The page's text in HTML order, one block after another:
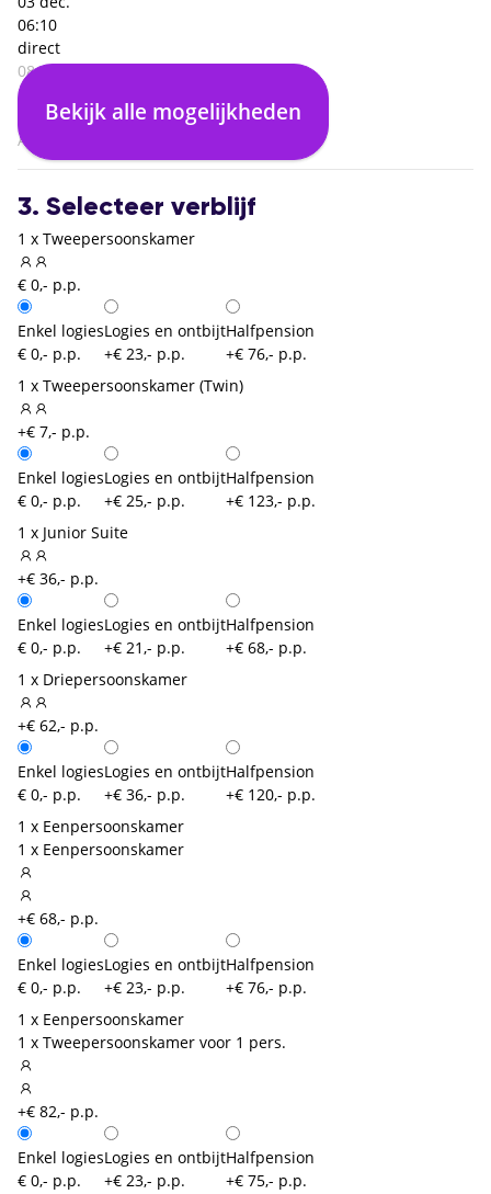
06:10
direct
08:40
Rome Fiumicino (FCO)
02:30
Amsterdam (AMS)
Bekijk alle mogelijkheden
3. Selecteer verblijf
1 x Tweepersoonskamer
€ 0,- p.p.
Enkel logies
€ 0,- p.p.
Logies en ontbijt
+€ 23,- p.p.
Halfpension
+€ 76,- p.p.
1 x Tweepersoonskamer (Twin)
+€ 7,- p.p.
Enkel logies
€ 0,- p.p.
Logies en ontbijt
+€ 25,- p.p.
Halfpension
+€ 123,- p.p.
1 x Junior Suite
+€ 36,- p.p.
Enkel logies
€ 0,- p.p.
Logies en ontbijt
+€ 21,- p.p.
Halfpension
+€ 68,- p.p.
1 x Driepersoonskamer
+€ 62,- p.p.
Enkel logies
€ 0,- p.p.
Logies en ontbijt
+€ 36,- p.p.
Halfpension
+€ 120,- p.p.
1 x Eenpersoonskamer
1 x Eenpersoonskamer
+€ 68,- p.p.
Enkel logies
€ 0,- p.p.
Logies en ontbijt
+€ 23,- p.p.
Halfpension
+€ 76,- p.p.
1 x Eenpersoonskamer
1 x Tweepersoonskamer voor 1 pers.
+€ 82,- p.p.
Enkel logies
€ 0,- p.p.
Logies en ontbijt
+€ 23,- p.p.
Halfpension
+€ 75,- p.p.